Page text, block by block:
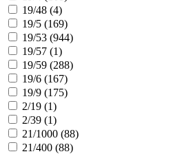
19/48 (4)
19/5 (169)
19/53 (944)
19/57 (1)
19/59 (288)
19/6 (167)
19/9 (175)
2/19 (1)
2/39 (1)
21/1000 (88)
21/400 (88)